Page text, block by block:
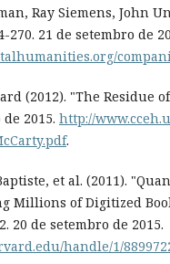
Ray Siemens, John
270. 21 de setembro de
(2012). "The Residue
2015. http://
.
et al. (2011).
Millions of Digitized
20 de setembro de 2015.
handle/1/